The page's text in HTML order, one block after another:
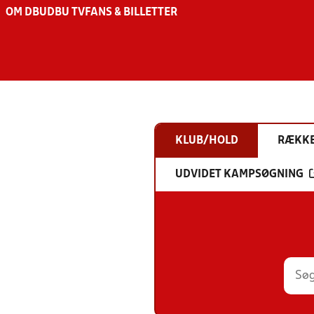
OM DBU DBU TV FANS & BILLETTER
KLUB/HOLD
UDVIDET KAMPSØGNING